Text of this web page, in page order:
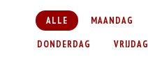
ALLE MAANDAG
DONDERDAG
VRIJDAG